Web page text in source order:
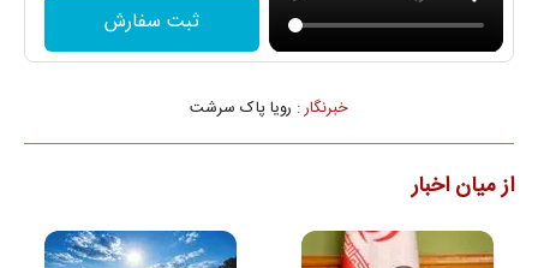
ثبت سفارش
خبرنگار : رویا پاک سرشت
از میان اخبار